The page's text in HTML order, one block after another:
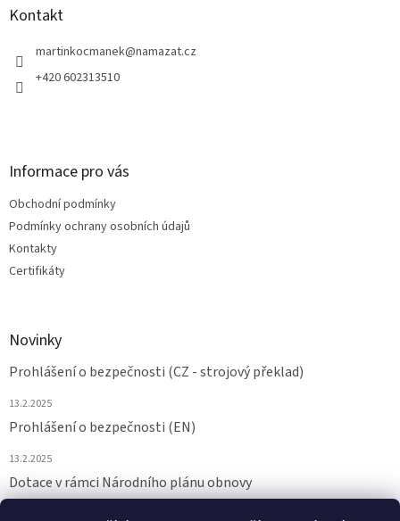
Kontakt
martinkocmanek@namazat.cz
+420 602313510
Informace pro vás
Obchodní podmínky
Podmínky ochrany osobních údajů
Kontakty
Certifikáty
Novinky
Prohlášení o bezpečnosti (CZ - strojový překlad)
13.2.2025
Prohlášení o bezpečnosti (EN)
13.2.2025
Dotace v rámci Národního plánu obnovy